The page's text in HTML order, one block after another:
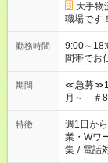
大手物
職場です
勤務時間
9:00～18:00
間帯でお
17:00～
期間
≪急募≫1
月～ ＃8
特徴 週1日か
業・Wワ
集 / 電話